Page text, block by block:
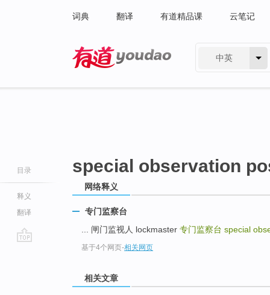
词典 翻译 有道精品课 云笔记
中英
目录
释义
翻译
special observation
网络释义
专门监察台
... 闸门监视人 lockmaster 专门监察台 special
基于4个网页-相关网页
相关文章